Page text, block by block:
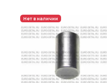
Нет в наличии